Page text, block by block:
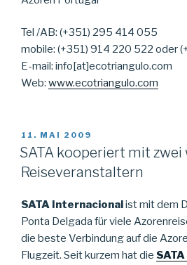
Tel /AB: (+351) 295 414 055
mobile: (+351) 914 220 522 oder
E-mail: info[at]ecotriangulo.com
Web: www.ecotriangulo.com
VERÖFFENTLICHT
AM
11. MAI 2009
SATA kooperiert mit zwei
Reiseveranstaltern
SATA Internacionalist mit dem
Ponta Delgada für viele
die beste Verbindung auf die
Flugzeit. Seit kurzem hat die